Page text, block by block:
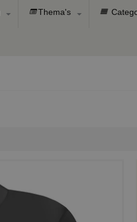
Thema's